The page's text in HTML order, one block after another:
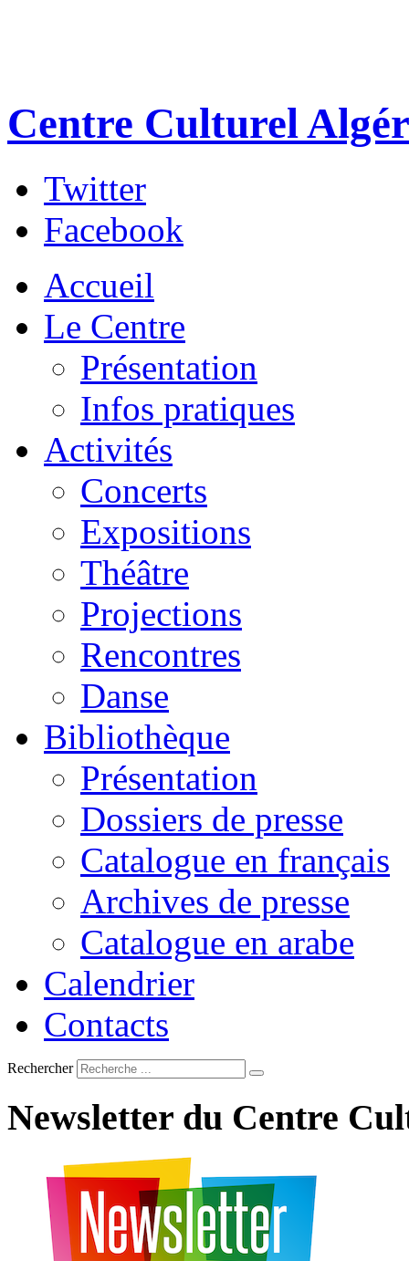
Centre Culturel
Twitter
Facebook
Accueil
Le Centre
Présentation
Infos pratiques
Activités
Concerts
Expositions
Théâtre
Projections
Rencontres
Danse
Bibliothèque
Présentation
Dossiers de presse
Catalogue en français
Archives de presse
Catalogue en arabe
Calendrier
Contacts
Rechercher
Newsletter du Centre